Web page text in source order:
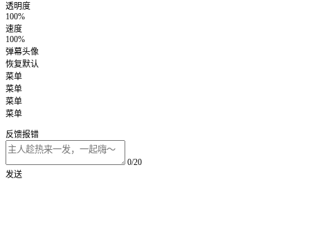
透明度
100%
速度
100%
弹幕头像
恢复默认
菜单
菜单
菜单
菜单
反馈报错
0/20
发送